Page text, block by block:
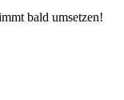
bald umsetzen!